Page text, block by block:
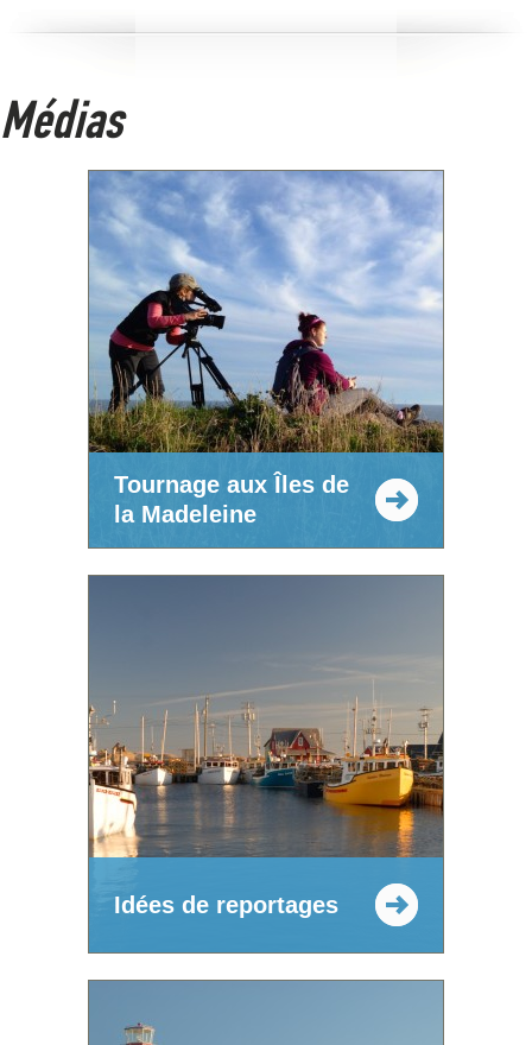
Médias
Tournage aux Îles de
la Madeleine
Idées de reportages